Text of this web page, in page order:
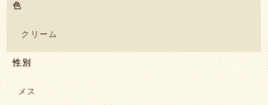
色
クリーム
性別
メス